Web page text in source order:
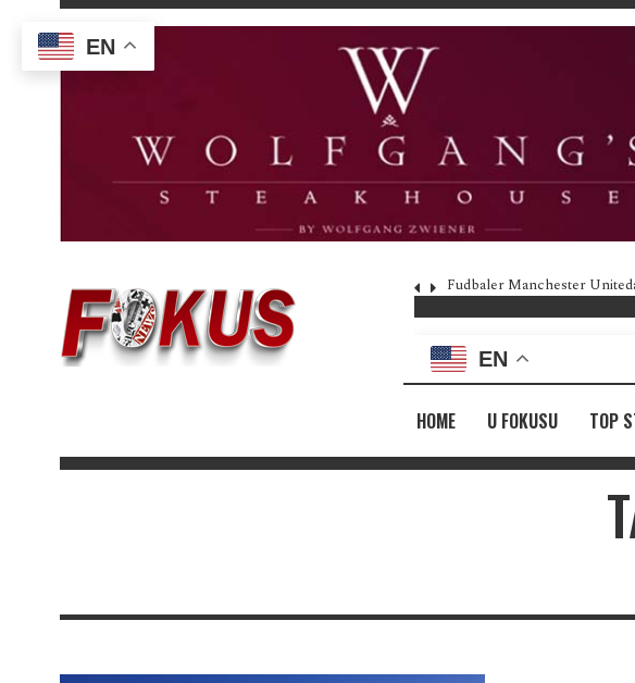
Fudbaler Manchester
EN
HOME U FOKUSU TOP
EN